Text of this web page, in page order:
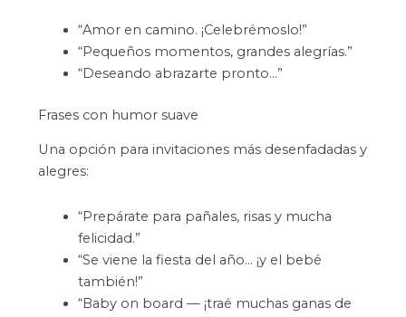
“Amor en camino. ¡Celebrémoslo!”
“Pequeños momentos, grandes alegrías.”
“Deseando abrazarte pronto…”
Frases con humor suave
Una opción para invitaciones más desenfadadas y
alegres:
“Prepárate para pañales, risas y mucha
felicidad.”
“Se viene la fiesta del año… ¡y el bebé
también!”
“Baby on board — ¡traé muchas ganas de